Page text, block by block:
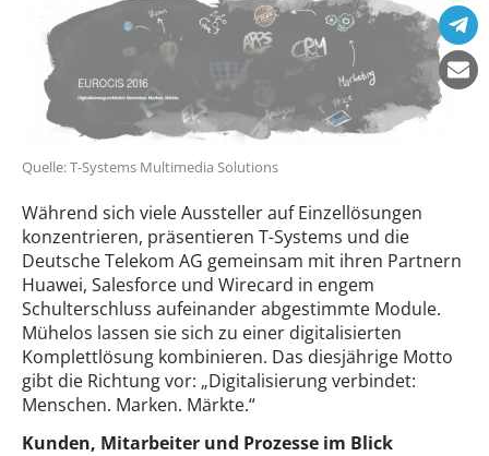
Quelle: T-Systems Multimedia Solutions
Während sich viele Aussteller auf Einzellösungen
konzentrieren, präsentieren T-Systems und die
Deutsche Telekom AG gemeinsam mit ihren Partnern
Huawei, Salesforce und Wirecard in engem
Schulterschluss aufeinander abgestimmte Module.
Mühelos lassen sie sich zu einer digitalisierten
Komplettlösung kombinieren. Das diesjährige Motto
gibt die Richtung vor: „Digitalisierung verbindet:
Menschen. Marken. Märkte.“
Kunden, Mitarbeiter und Prozesse im Blick